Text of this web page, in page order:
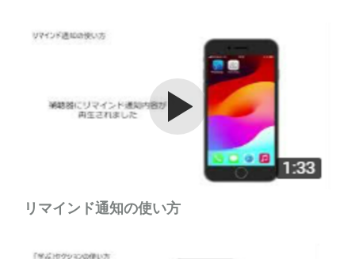
Watch the video
リマインド通知の使い方